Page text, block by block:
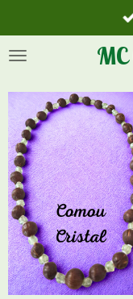
au
contenu
MC